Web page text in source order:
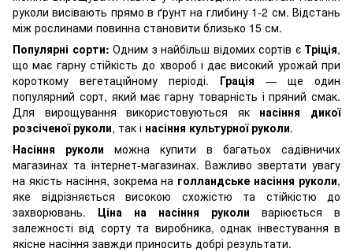
руколи висівають прямо в ґрунт на глибину 1-2 см. Відстань
між рослинами повинна становити близько 15 см.
Популярні сорти: Одним з найбільш відомих сортів є Тріція,
що має гарну стійкість до хвороб і дає високий урожай при
короткому вегетаційному періоді. Грація — ще один
популярний сорт, який має гарну товарність і пряний смак.
Для вирощування використовуються як насіння дикої
розсіченої руколи, так і насіння культурної руколи.
Насіння руколи можна купити в багатьох садівничих
магазинах та інтернет-магазинах. Важливо звертати увагу
на якість насіння, зокрема на голландське насіння руколи,
яке відрізняється високою схожістю та стійкістю до
захворювань. Ціна на насіння руколи варіюється в
залежності від сорту та виробника, однак інвестування в
якісне насіння завжди приносить добрі результати.